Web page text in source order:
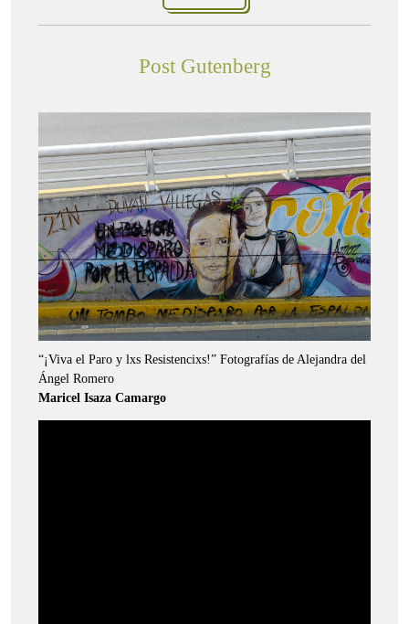
Post Gutenberg
“¡Viva el Paro y lxs Resistencixs!” Fotografías de Alejandra del
Ángel Romero
Maricel Isaza Camargo